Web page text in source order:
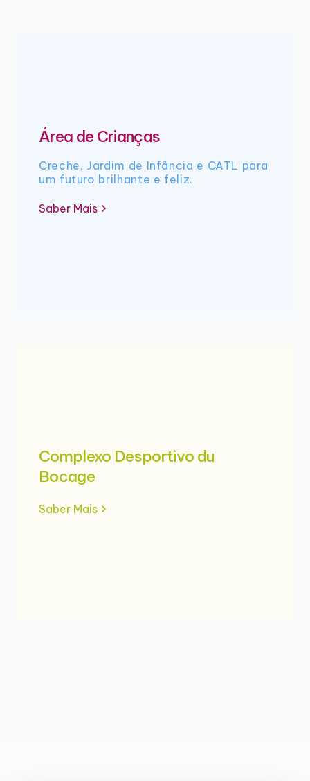
Área de Crianças
Creche, Jardim de Infância e CATL para
um futuro brilhante e feliz.
Saber Mais
Complexo Desportivo du
Bocage
Saber Mais